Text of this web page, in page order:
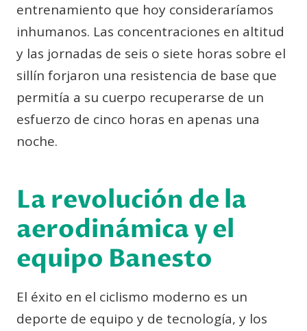
entrenamiento que hoy consideraríamos
inhumanos. Las concentraciones en altitud
y las jornadas de seis o siete horas sobre el
sillín forjaron una resistencia de base que
permitía a su cuerpo recuperarse de un
esfuerzo de cinco horas en apenas una
noche.
La revolución de la
aerodinámica y el
equipo Banesto
El éxito en el ciclismo moderno es un
deporte de equipo y de tecnología, y los